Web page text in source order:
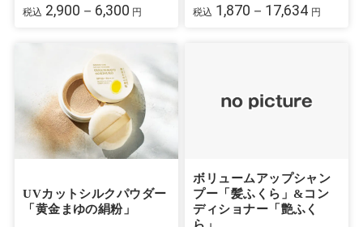
税込 2,900－6,300 円 税込 1,870－17,634 円
UVカットシルクパウダー
「黄金まゆの絹粉」
ボリュームアップシャン
プー「髪ふくら」&コン
ディショナー「艶ふく
ら」